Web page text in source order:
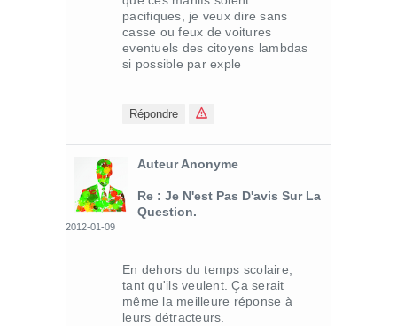
pacifiques, je veux dire sans
casse ou feux de voitures
eventuels des citoyens lambdas
si possible par exple
Répondre
Auteur Anonyme
Re : Je N'est Pas D'avis Sur La
Question.
2012-01-09
En dehors du temps scolaire,
tant qu'ils veulent. Ça serait
même la meilleure réponse à
leurs détracteurs.